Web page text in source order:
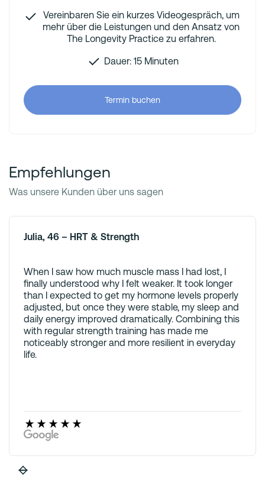
Vereinbaren Sie ein kurzes Videogespräch, um
mehr über die Leistungen und den Ansatz von
The Longevity Practice zu erfahren.
Dauer: 15 Minuten
Termin buchen
Empfehlungen
Was unsere Kunden über uns sagen
Julia, 46 – HRT & Strength
When I saw how much muscle mass I had lost, I
finally understood why I felt weaker. It took longer
than I expected to get my hormone levels properly
adjusted, but once they were stable, my sleep and
daily energy improved dramatically. Combining this
with regular strength training has made me
noticeably stronger and more resilient in everyday
life.